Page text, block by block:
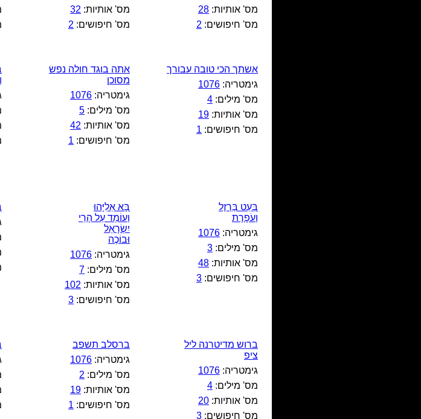
מס' אותיות: 28
מס' חיפושים: 2
מס' אותיות: 32
מס' חיפושים: 2
אשתך הכי טובה עבורך
גימטריה: 1076
מס' מילים: 4
מס' אותיות: 19
מס' חיפושים: 1
אתה בוגד חולה נפש
מסוכן
גימטריה: 1076
מס' מילים: 5
מס' אותיות: 42
מס' חיפושים: 1
בְּעֵט בַּרְזֶל
וְעֹפָרֶת
גימטריה: 1076
מס' מילים: 3
מס' אותיות: 48
מס' חיפושים: 3
בָּא אֵלִיָּהוּ
וְעוֹמֵד עַל הָרֵי
יִשְׂרָאֵל
וּבוֹכֶה
גימטריה: 1076
מס' מילים: 7
מס' אותיות: 102
מס' חיפושים: 3
ברוש מדיטרנה ליל
ציפ
גימטריה: 1076
מס' מילים: 4
מס' אותיות: 20
מס' חיפושים: 3
ברסלב תשפב
גימטריה: 1076
מס' מילים: 2
מס' אותיות: 19
מס' חיפושים: 1